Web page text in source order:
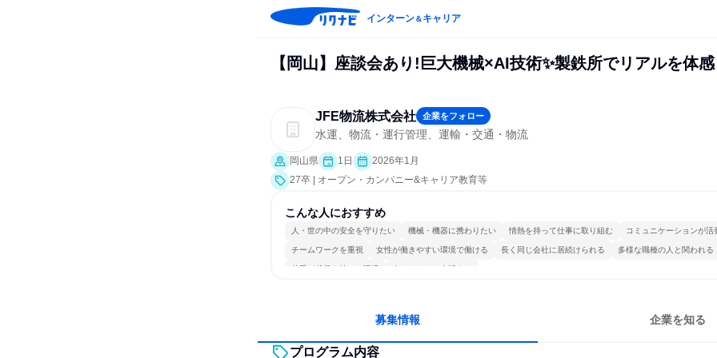
インターン＆キャリア
【岡山】座談会あり!巨大機械×AI技術✨製鉄所でリアルを体感
JFE物流株式会社 企業をフォロー
水運、物流・運行管理、運輸・交通・物流
岡山県 1日
2026年1月
27卒 | オープン・カンパニー&キャリア教育等
こんな人におすすめ
人・世の中の安全を守りたい 機械・機器に携わりたい 情熱を持って仕事に取り組む コミュニケーションが活
チームワークを重視 女性が働きやすい環境で働ける 長く同じ会社に居続けられる 多様な職種の人と関われる
若手が裁量を持てる環境 人とたくさん会話する
募集情報 企業を知る
プログラム内容